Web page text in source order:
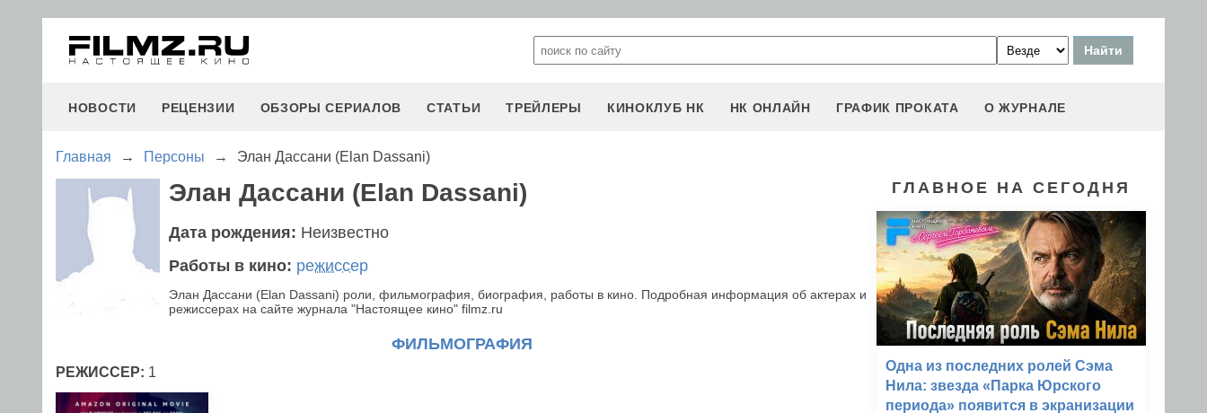
НОВОСТИ РЕЦЕНЗИИ ОБЗОРЫ СЕРИАЛОВ СТАТЬИ ТРЕЙЛЕРЫ КИНОКЛУБ НК НК ОНЛАЙН ГРАФИК ПРОКАТА О ЖУРНАЛЕ
Главная → Персоны → Элан Дассани (Elan Dassani)
Элан Дассани (Elan Dassani)
Дата рождения: Неизвестно
Работы в кино: режиссер
Элан Дассани (Elan Dassani) роли, фильмография, биография, работы в кино. Подробная информация об актерах и
режиссерах на сайте журнала "Настоящее кино" filmz.ru
ФИЛЬМОГРАФИЯ
РЕЖИССЕР: 1
ГЛАВНОЕ НА СЕГОДНЯ
Одна из последних ролей Сэма
Нила: звезда «Парка Юрского
периода» появится в экранизации